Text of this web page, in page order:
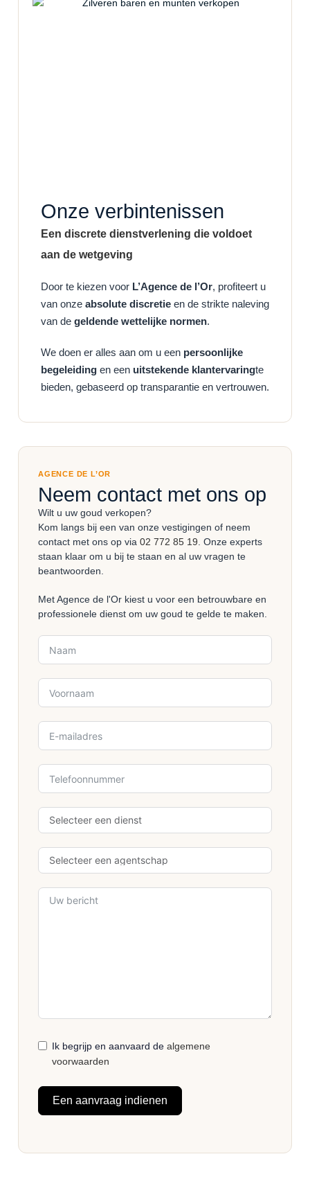
Onze verbintenissen
Een discrete dienstverlening die voldoet
aan de wetgeving
Door te kiezen voor L’Agence de l’Or, profiteert u
van onze absolute discretie en de strikte naleving
van de geldende wettelijke normen.
We doen er alles aan om u een persoonlijke
begeleiding en een uitstekende klantervaringte
bieden, gebaseerd op transparantie en vertrouwen.
AGENCE DE L’OR
Neem contact met ons op
Wilt u uw goud verkopen?
Kom langs bij een van onze vestigingen of neem
contact met ons op via 02 772 85 19 . Onze experts
staan klaar om u bij te staan en al uw vragen te
beantwoorden.
Met Agence de l'Or kiest u voor een betrouwbare en
professionele dienst om uw goud te gelde te maken.
Ik begrijp en aanvaard de algemene
voorwaarden
Een aanvraag indienen